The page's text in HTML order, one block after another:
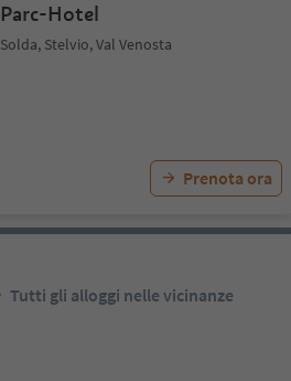
Parc-Hotel
Solda, Stelvio, Val Venosta
Prenota ora
Tutti gli alloggi nelle vicinanze